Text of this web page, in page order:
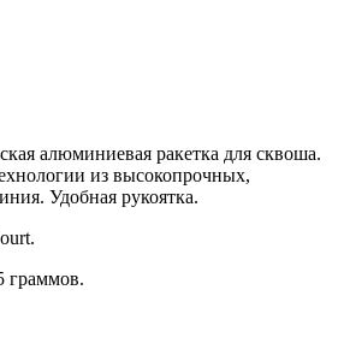
алюминиевая ракетка для сквоша.
из высокопрочных,
Удобная рукоятка.
граммов.